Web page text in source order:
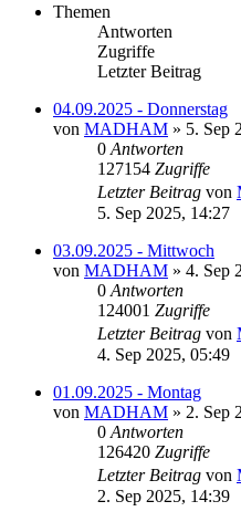
Themen
Antworten
Zugriffe
Letzter Beitrag
04.09.2025 - Donnerstag
von MADHAM » 5. Sep
0 Antworten
127154 Zugriffe
Letzter Beitrag von
5. Sep 2025, 14:27
03.09.2025 - Mittwoch
von MADHAM » 4. Sep
0 Antworten
124001 Zugriffe
Letzter Beitrag von
4. Sep 2025, 05:49
01.09.2025 - Montag
von MADHAM » 2. Sep
0 Antworten
126420 Zugriffe
Letzter Beitrag von
2. Sep 2025, 14:39